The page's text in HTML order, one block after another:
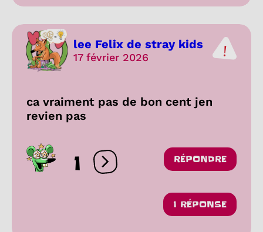
lee Felix de stray kids
17 février 2026
ca vraiment pas de bon cent jen
revien pas
1 Ouvrir les réactions
RÉPONDRE
1 RÉPONSE